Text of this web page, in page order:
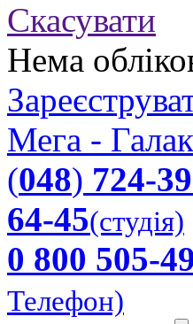
Скасувати
Нема
Мега -
(048) 724-
64-45(студія)
0 800 505-
Телефон)